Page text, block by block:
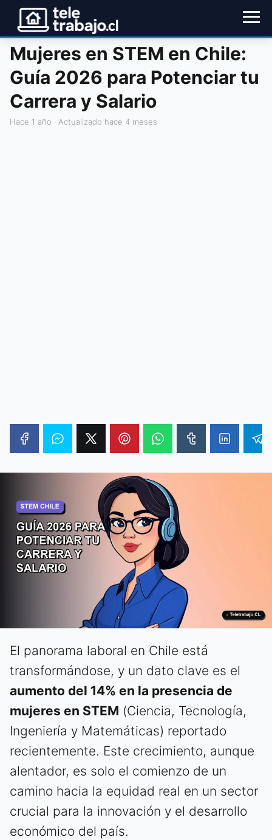
Mujeres en STEM en Chile:
Guía 2026 para Potenciar tu
Carrera y Salario
hace 1 año · Actualizado hace 4 meses
El panorama laboral en Chile está
transformándose, y un dato clave es el
aumento del 14% en la presencia de
mujeres en STEM (Ciencia, Tecnología,
Ingeniería y Matemáticas) reportado
recientemente. Este crecimiento, aunque
alentador, es solo el comienzo de un
camino hacia la equidad real en un sector
crucial para la innovación y el desarrollo
económico del país.